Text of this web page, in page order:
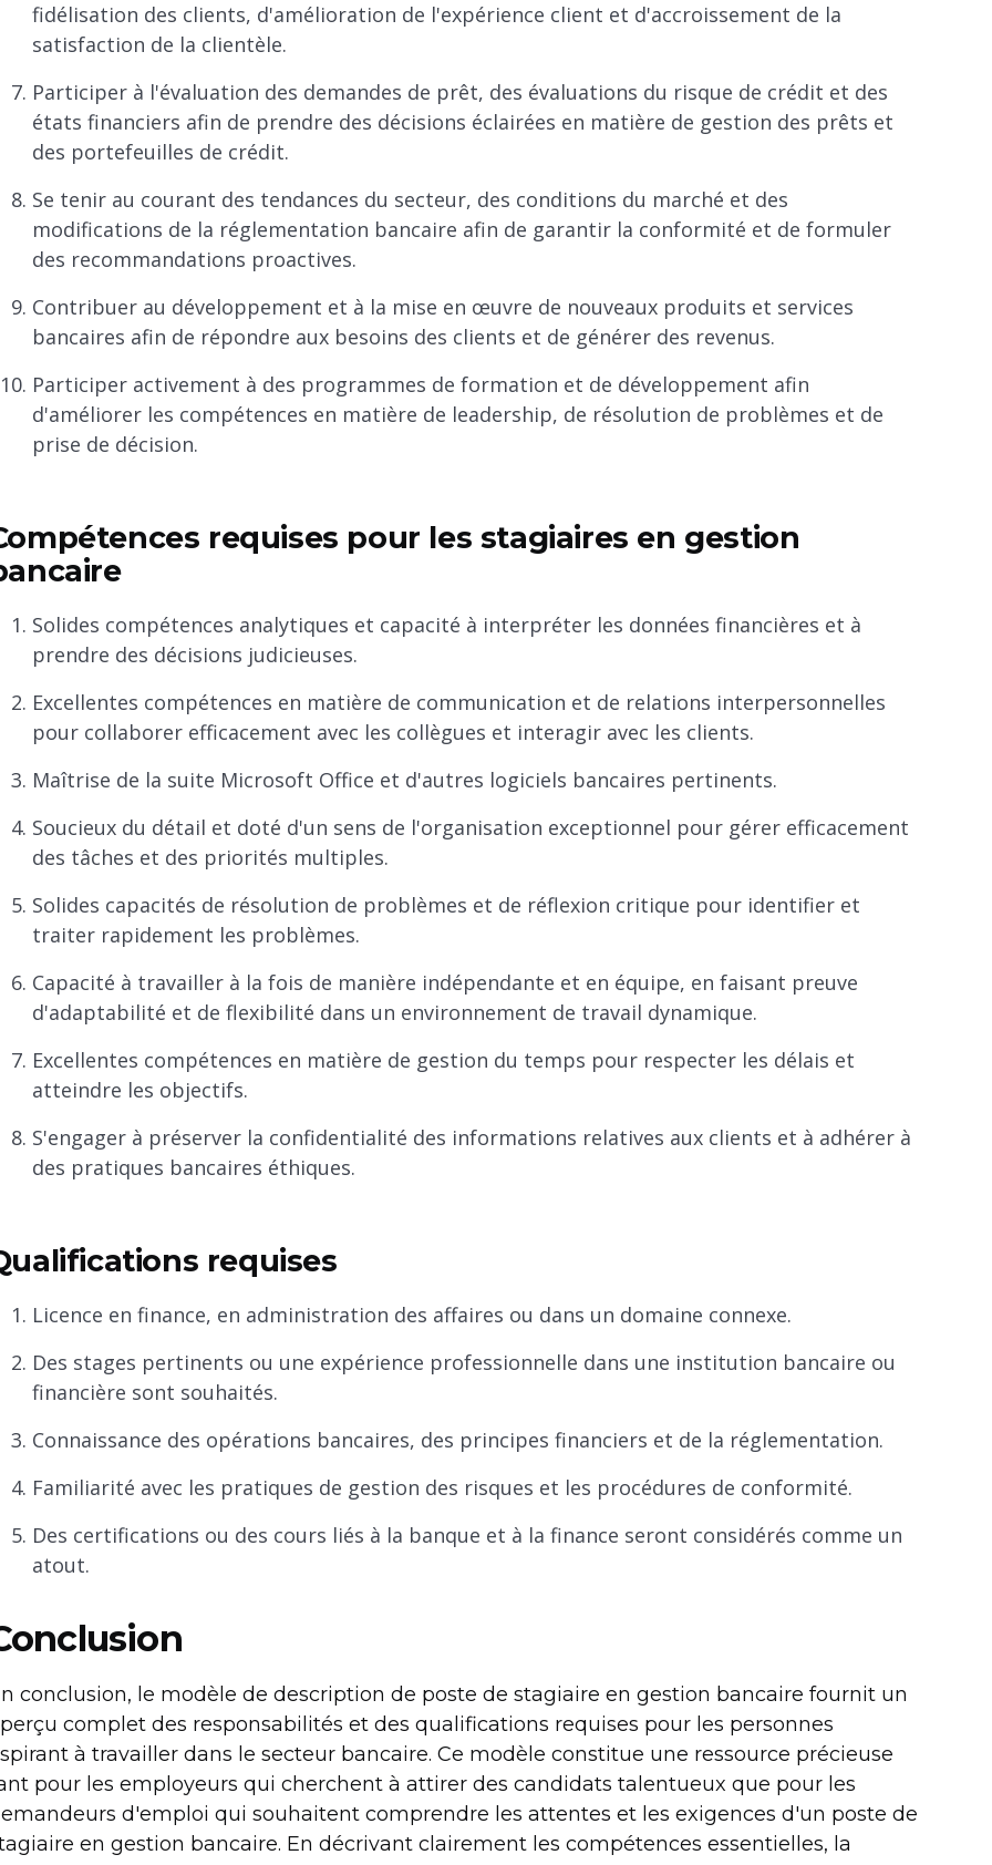
fidélisation des clients, d'amélioration de l'expérience client et d'accroissement de la
satisfaction de la clientèle.
Participer à l'évaluation des demandes de prêt, des évaluations du risque de crédit et des
états financiers afin de prendre des décisions éclairées en matière de gestion des prêts et
des portefeuilles de crédit.
Se tenir au courant des tendances du secteur, des conditions du marché et des
modifications de la réglementation bancaire afin de garantir la conformité et de formuler
des recommandations proactives.
Contribuer au développement et à la mise en œuvre de nouveaux produits et services
bancaires afin de répondre aux besoins des clients et de générer des revenus.
Participer activement à des programmes de formation et de développement afin
d'améliorer les compétences en matière de leadership, de résolution de problèmes et de
prise de décision.
requises pour les stagiaires en gestion
Solides compétences analytiques et capacité à interpréter les données financières et à
prendre des décisions judicieuses.
Excellentes compétences en matière de communication et de relations interpersonnelles
pour collaborer efficacement avec les collègues et interagir avec les clients.
Maîtrise de la suite Microsoft Office et d'autres logiciels bancaires pertinents.
Soucieux du détail et doté d'un sens de l'organisation exceptionnel pour gérer efficacement
des tâches et des priorités multiples.
Solides capacités de résolution de problèmes et de réflexion critique pour identifier et
traiter rapidement les problèmes.
Capacité à travailler à la fois de manière indépendante et en équipe, en faisant preuve
d'adaptabilité et de flexibilité dans un environnement de travail dynamique.
Excellentes compétences en matière de gestion du temps pour respecter les délais et
atteindre les objectifs.
S'engager à préserver la confidentialité des informations relatives aux clients et à adhérer à
des pratiques bancaires éthiques.
requises
Licence en finance, en administration des affaires ou dans un domaine connexe.
Des stages pertinents ou une expérience professionnelle dans une institution bancaire ou
financière sont souhaités.
Connaissance des opérations bancaires, des principes financiers et de la réglementation.
Familiarité avec les pratiques de gestion des risques et les procédures de conformité.
Des certifications ou des cours liés à la banque et à la finance seront considérés comme un
atout.
conclusion, le modèle de description de poste de stagiaire en gestion bancaire fournit un
complet des responsabilités et des qualifications requises pour les personnes
à travailler dans le secteur bancaire. Ce modèle constitue une ressource précieuse
pour les employeurs qui cherchent à attirer des candidats talentueux que pour les
d'emploi qui souhaitent comprendre les attentes et les exigences d'un poste de
en gestion bancaire. En décrivant clairement les compétences essentielles, la